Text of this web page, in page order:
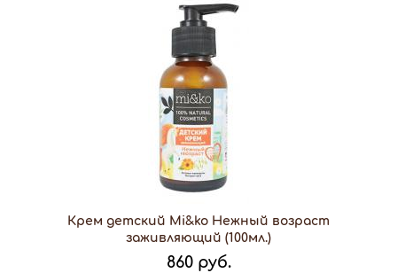
Крем детский Mi&ko Нежный возраст
заживляющий (100мл.)
860 руб.